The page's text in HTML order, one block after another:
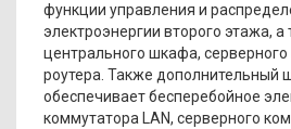
функции управления и
электроэнергии второго этажа,
центрального шкафа,
роутера. Также дополнительный
обеспечивает бесперебойное
коммутатора LAN, серверного